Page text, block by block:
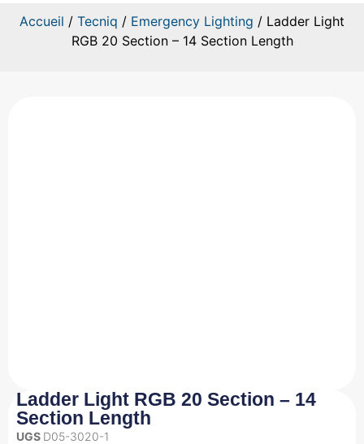
Accueil / Tecniq / Emergency Lighting / Ladder Light
RGB 20 Section – 14 Section Length
Ladder Light RGB 20 Section – 14
Section Length
UGS D05-3020-1